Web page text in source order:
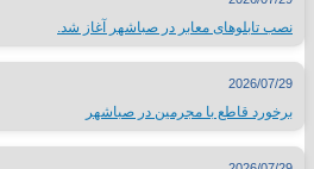
نصب تابلوهای معابر در صباشهر آغاز شد.
2026/07/29
برخورد قاطع با مجرمین در صباشهر
پست الکترونیک: info@sabacity.ir
آدرس شهرداری: استان تهران_